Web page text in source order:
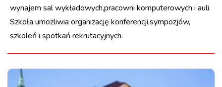
wynajem sal wykładowych,pracowni komputerowych i auli.
Szkoła umożliwia organizację konferencji,sympozjów,
szkoleń i spotkań rekrutacyjnych.